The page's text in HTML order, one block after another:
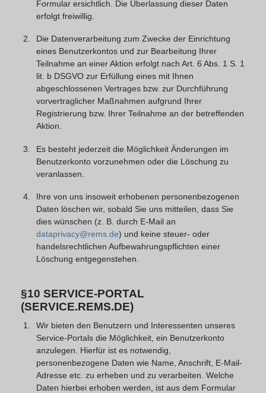
Formular ersichtlich. Die Überlassung dieser Daten
erfolgt freiwillig.
Die Datenverarbeitung zum Zwecke der Einrichtung
eines Benutzerkontos und zur Bearbeitung Ihrer
Teilnahme an einer Aktion erfolgt nach Art. 6 Abs. 1 S. 1
lit. b DSGVO zur Erfüllung eines mit Ihnen
abgeschlossenen Vertrages bzw. zur Durchführung
vorvertraglicher Maßnahmen aufgrund Ihrer
Registrierung bzw. Ihrer Teilnahme an der betreffenden
Aktion.
Es besteht jederzeit die Möglichkeit Änderungen im
Benutzerkonto vorzunehmen oder die Löschung zu
veranlassen.
Ihre von uns insoweit erhobenen personenbezogenen
Daten löschen wir, sobald Sie uns mitteilen, dass Sie
dies wünschen (z. B. durch E-Mail an
dataprivacy@rems.de) und keine steuer- oder
handelsrechtlichen Aufbewahrungspflichten einer
Löschung entgegenstehen.
§10 SERVICE-PORTAL
(SERVICE.REMS.DE)
Wir bieten den Benutzern und Interessenten unseres
Service-Portals die Möglichkeit, ein Benutzerkonto
anzulegen. Hierfür ist es notwendig,
personenbezogene Daten wie Name, Anschrift, E-Mail-
Adresse etc. zu erheben und zu verarbeiten. Welche
Daten hierbei erhoben werden, ist aus dem Formular